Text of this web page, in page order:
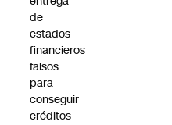
de
estados
financieros
falsos
para
conseguir
créditos